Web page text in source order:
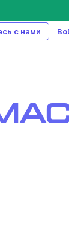
с нами